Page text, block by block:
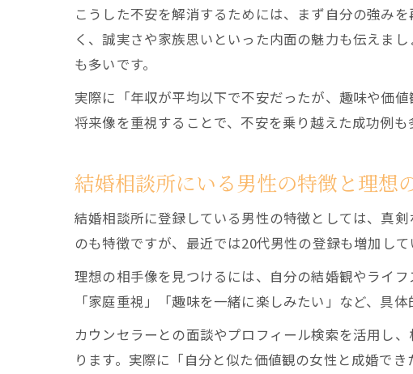
結
こうした不安を解消するためには、まず自分の強み
く、誠実さや家族思いといった内面の魅力も伝えま
も多いです。
実際に「年収が平均以下で不安だったが、趣味や価
将来像を重視することで、不安を乗り越えた成功例も
結婚相談所にいる男性の特徴と理想
結婚相談所に登録している男性の特徴としては、真
のも特徴ですが、最近では20代男性の登録も増加し
理想の相手像を見つけるには、自分の結婚観やライ
「家庭重視」「趣味を一緒に楽しみたい」など、具
カウンセラーとの面談やプロフィール検索を活用し
ります。実際に「自分と似た価値観の女性と成婚で